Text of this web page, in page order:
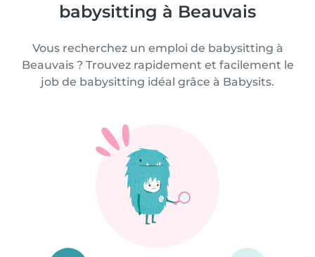
babysitting à Beauvais
Vous recherchez un emploi de babysitting à
Beauvais ? Trouvez rapidement et facilement le
job de babysitting idéal grâce à Babysits.